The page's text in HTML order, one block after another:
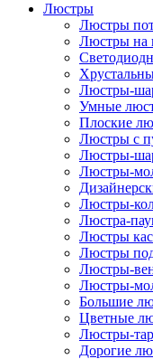
Люстры
Люстры
Люстры на
Люстры-
Умные
Плоские
Люстры с
Люстры-
Люстры-
Люстры-
Люстра-
Люстры
Люстры
Люстры-
Люстры-
Большие
Цветные
Люстры-
Дорогие